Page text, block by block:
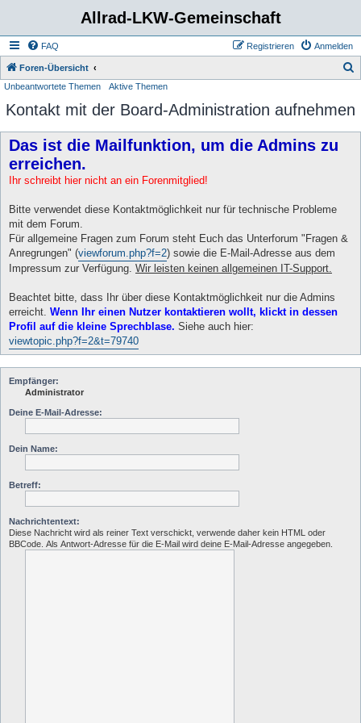
Allrad-LKW-Gemeinschaft
FAQ Anmelden
Registrieren
Foren-Übersicht
Unbeantwortete Themen Aktive Themen
Kontakt mit der Board-Administration aufnehmen
Das ist die Mailfunktion, um die Admins zu
erreichen.
Ihr schreibt hier nicht an ein Forenmitglied!
Bitte verwendet diese Kontaktmöglichkeit nur für technische Probleme
mit dem Forum.
Für allgemeine Fragen zum Forum steht Euch das Unterforum "Fragen &
Anregrungen" (viewforum.php?f=2) sowie die E-Mail-Adresse aus dem
Impressum zur Verfügung. Wir leisten keinen allgemeinen IT-Support.
Beachtet bitte, dass Ihr über diese Kontaktmöglichkeit nur die Admins
erreicht. Wenn Ihr einen Nutzer kontaktieren wollt, klickt in dessen
Profil auf die kleine Sprechblase. Siehe auch hier:
viewtopic.php?f=2&t=79740
Empfänger:
Administrator
Deine E-Mail-Adresse:
Dein Name:
Betreff:
Nachrichtentext:
Diese Nachricht wird als reiner Text verschickt, verwende daher kein HTML oder
BBCode. Als Antwort-Adresse für die E-Mail wird deine E-Mail-Adresse angegeben.